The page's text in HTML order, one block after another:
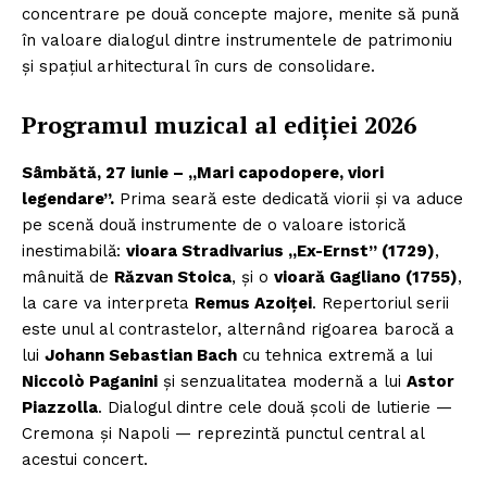
concentrare pe două concepte majore, menite să pună
în valoare dialogul dintre instrumentele de patrimoniu
și spațiul arhitectural în curs de consolidare.
Programul muzical al ediției 2026
Sâmbătă, 27 iunie – „Mari capodopere, viori
legendare”. Prima seară este dedicată viorii și va aduce
pe scenă două instrumente de o valoare istorică
inestimabilă: vioara Stradivarius „Ex-Ernst” (1729),
mânuită de Răzvan Stoica, și o vioară Gagliano (1755),
la care va interpreta Remus Azoiței. Repertoriul serii
este unul al contrastelor, alternând rigoarea barocă a
lui Johann Sebastian Bach cu tehnica extremă a lui
Niccolò Paganini și senzualitatea modernă a lui Astor
Piazzolla. Dialogul dintre cele două școli de lutierie —
Cremona și Napoli — reprezintă punctul central al
acestui concert.